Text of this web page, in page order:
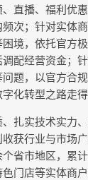
直播、福利优
次；针对实体
境，依托官方
配经营资金；
题，以官方合
化转型之路走得
实技术实力、
获行业与市场
省市地区，累
门店等实体商